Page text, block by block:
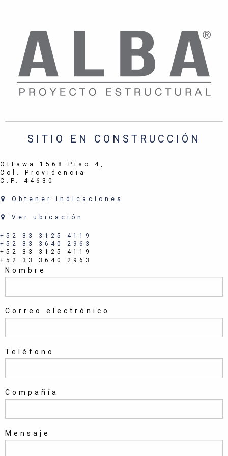
SITIO EN CONSTRUCCIÓN
Ottawa 1568 Piso 4,
Col. Providencia
C.P. 44630
Obtener indicaciones
Ver ubicación
+52 33 3125 4119
+52 33 3640 2963
+52 33 3125 4119
+52 33 3640 2963
Nombre
Correo electrónico
Teléfono
Compañía
Mensaje